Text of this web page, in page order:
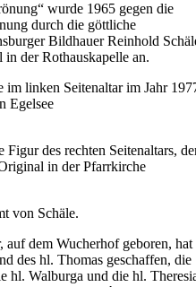
wurde 1965 gegen die
durch die göttliche
Bildhauer Reinhold
der Rothauskapelle an.
im linken Seitenaltar im Jahr
Egelsee
Figur des rechten Seitenaltars,
in der Pfarrkirche
von Schäle.
dem Wucherhof geboren, hat
des hl. Thomas geschaffen, die
hl. Walburga und die hl.